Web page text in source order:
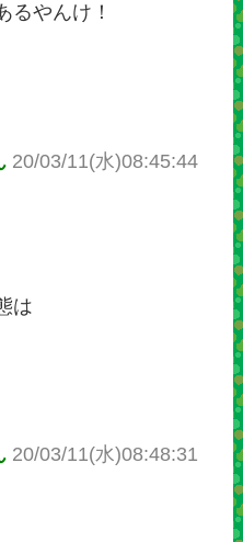
るやんけ！
20/03/11(水)08:45:44
は
20/03/11(水)08:48:31